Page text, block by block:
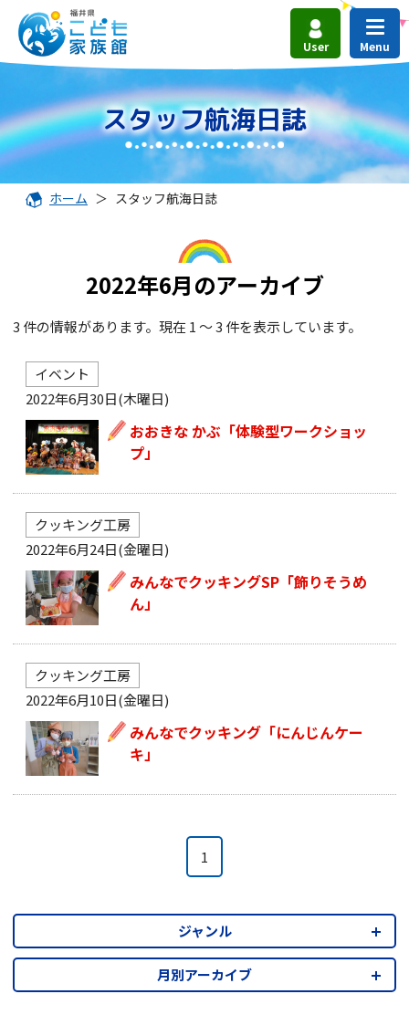
User
スタッフ航海日誌
ホーム ＞ スタッフ航海日誌
2022年6月のアーカイブ
3 件の情報があります。現在 1 ～ 3 件を表示しています。
イベント
2022年6月30日(木曜日)
おおきな かぶ「体験型ワークショッ
プ」
クッキング工房
2022年6月24日(金曜日)
みんなでクッキングSP「飾りそうめ
ん」
クッキング工房
2022年6月10日(金曜日)
みんなでクッキング「にんじんケー
キ」
1
ジャンル
月別アーカイブ